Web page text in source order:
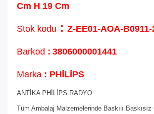
Cm H 19 Cm
Stok kodu : Z-EE01-AOA-B0911-
Barkod : 3806000001441
Marka : PHİLİPS
ANTİKA PHİLİPS RADYO
Tüm Ambalaj Malzemelerinde Baskılı